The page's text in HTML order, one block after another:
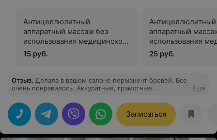
Антицеллюлитный
аппаратный массаж без
использования медицинской
техники (20 минут)
15 руб.
Антицеллюлитный
аппаратный
использования
техники (30
25 руб.
Отзыв. Делала в вашем салоне перманент бровей. Все
очень понравилось. Аккуратные, грамотные
мастер подробно проконсультировала и ответила на
все мои вопросы. Рекомендую!
Еще
Записаться